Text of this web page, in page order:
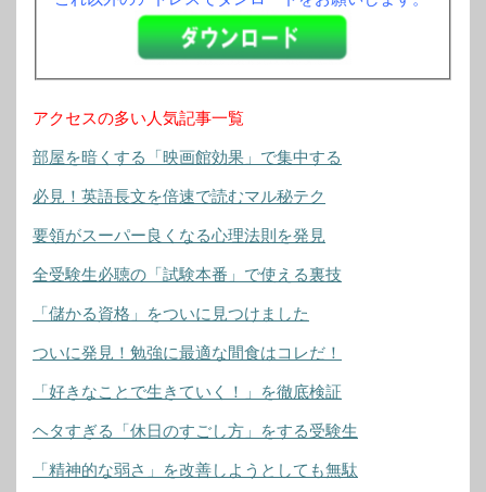
アクセスの多い人気記事一覧
部屋を暗くする「映画館効果」で集中する
必見！英語長文を倍速で読むマル秘テク
要領がスーパー良くなる心理法則を発見
全受験生必聴の「試験本番」で使える裏技
「儲かる資格」をついに見つけました
ついに発見！勉強に最適な間食はコレだ！
「好きなことで生きていく！」を徹底検証
ヘタすぎる「休日のすごし方」をする受験生
「精神的な弱さ」を改善しようとしても無駄